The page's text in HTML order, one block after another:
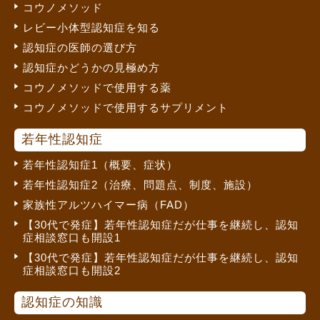
コウノメソッド
レビー小体型認知症を知る
認知症の医師の選び方
認知症かどうかの見極め方
コウノメソッドで使用する薬
コウノメソッドで使用するサプリメント
若年性認知症
若年性認知症1（概要、症状）
若年性認知症2（治療、問題点、制度、施設）
家族性アルツハイマー病（FAD）
【30代で発症】若年性認知症だが仕事を継続し、認知
症相談窓口も開設1
【30代で発症】若年性認知症だが仕事を継続し、認知
症相談窓口も開設2
認知症の知識